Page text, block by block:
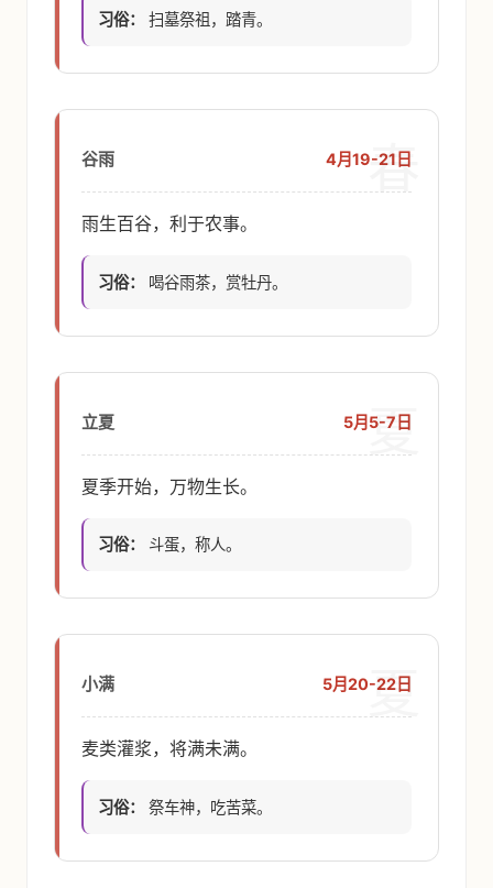
习俗： 扫墓祭祖，踏青。
春
谷雨 4月19-21日
雨生百谷，利于农事。
习俗： 喝谷雨茶，赏牡丹。
夏
立夏 5月5-7日
夏季开始，万物生长。
习俗： 斗蛋，称人。
夏
小满 5月20-22日
麦类灌浆，将满未满。
习俗： 祭车神，吃苦菜。